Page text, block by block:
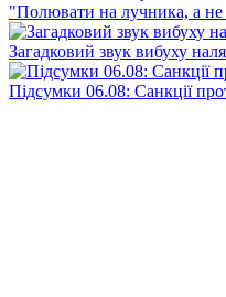
"Полювати на лучника, а не
Загадковий звук вибуху
Підсумки 06.08: Санкції